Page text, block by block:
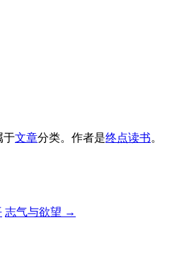
于文章分类。 作者是终点读书。
志气与欲望 →